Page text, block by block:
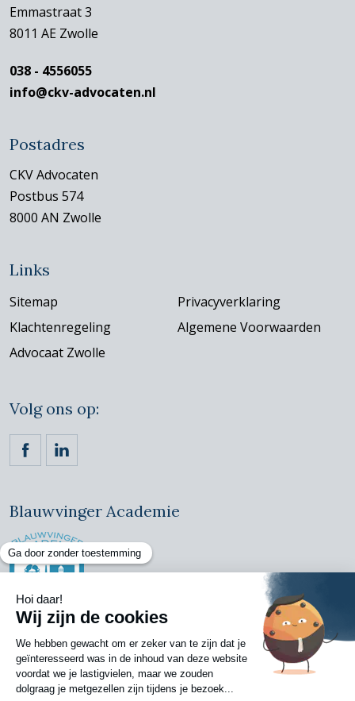
Emmastraat 3
8011 AE Zwolle
038 - 4556055
info@ckv-advocaten.nl
Postadres
CKV Advocaten
Postbus 574
8000 AN Zwolle
Links
Sitemap
Privacyverklaring
Klachtenregeling
Algemene Voorwaarden
Advocaat Zwolle
Volg ons op:
Blauwvinger Academie
Copyright